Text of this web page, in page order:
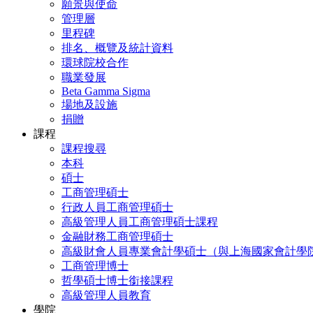
願景與使命
管理層
里程碑
排名、概覽及統計資料
環球院校合作
職業發展
Beta Gamma Sigma
場地及設施
捐贈
課程
課程搜尋
本科
碩士
工商管理碩士
行政人員工商管理碩士
高級管理人員工商管理碩士課程
金融財務工商管理碩士
高級財會人員專業會計學碩士（與上海國家會計學
工商管理博士
哲學碩士博士銜接課程
高級管理人員教育
學院